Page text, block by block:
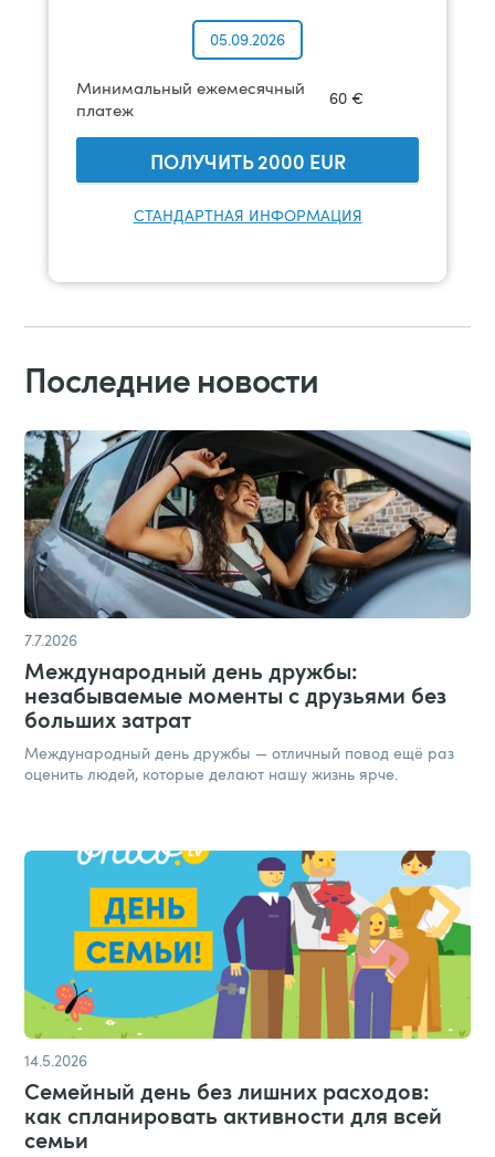
05.09.2026
Минимальный ежемесячный
платеж
60 €
ПОЛУЧИТЬ2000 EUR
СТАНДАРТНАЯ ИНФОРМАЦИЯ
Последние новости
7.7.2026
Международный день дружбы:
незабываемые моменты с друзьями без
больших затрат​
Международный день дружбы — отличный повод ещё раз
оценить людей, которые делают нашу жизнь ярче.
14.5.2026
Семейный день без лишних расходов:
как спланировать активности для всей
семьи